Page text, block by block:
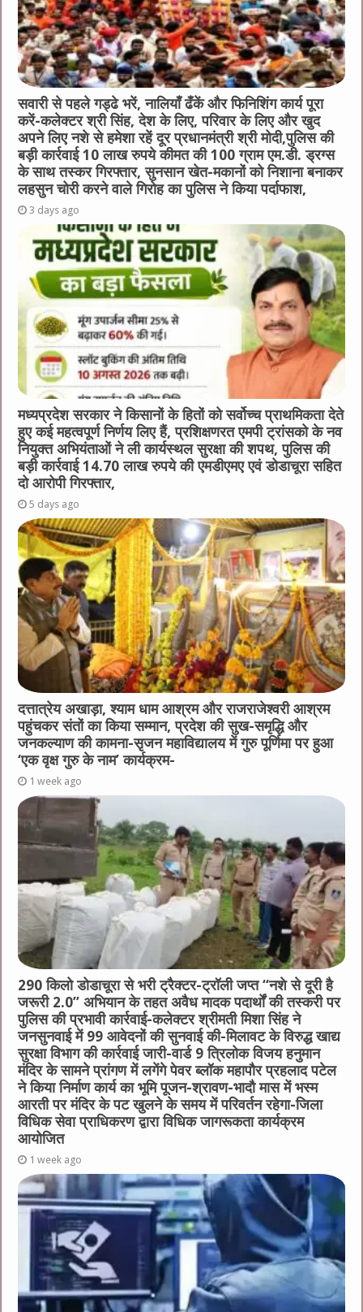
सवारी से पहले गड्ढे भरें, नालियाँ ढँकें और फिनिशिंग कार्य पूरा
करें-कलेक्टर श्री सिंह, देश के लिए, परिवार के लिए और खुद
अपने लिए नशे से हमेशा रहें दूर प्रधानमंत्री श्री मोदी,पुलिस की
बड़ी कार्रवाई 10 लाख रुपये कीमत की 100 ग्राम एम.डी. ड्रग्स
के साथ तस्कर गिरफ्तार, सुनसान खेत-मकानों को निशाना बनाकर
लहसुन चोरी करने वाले गिरोह का पुलिस ने किया पर्दाफाश,
3 days ago
मध्यप्रदेश सरकार ने किसानों के हितों को सर्वोच्च प्राथमिकता देते
हुए कई महत्वपूर्ण निर्णय लिए हैं, प्रशिक्षणरत एमपी ट्रांसको के नव
नियुक्त अभियंताओं ने ली कार्यस्थल सुरक्षा की शपथ, पुलिस की
बड़ी कार्रवाई 14.70 लाख रुपये की एमडीएमए एवं डोडाचूरा सहित
दो आरोपी गिरफ्तार,
5 days ago
दत्तात्रेय अखाड़ा, श्याम धाम आश्रम और राजराजेश्वरी आश्रम
पहुंचकर संतों का किया सम्मान, प्रदेश की सुख-समृद्धि और
जनकल्याण की कामना-सृजन महाविद्यालय में गुरु पूर्णिमा पर हुआ
‘एक वृक्ष गुरु के नाम’ कार्यक्रम-
1 week ago
290 किलो डोडाचूरा से भरी ट्रैक्टर-ट्रॉली जप्त “नशे से दूरी है
जरूरी 2.0” अभियान के तहत अवैध मादक पदार्थों की तस्करी पर
पुलिस की प्रभावी कार्रवाई-कलेक्टर श्रीमती मिशा सिंह ने
जनसुनवाई में 99 आवेदनों की सुनवाई की-मिलावट के विरुद्ध खाद्य
सुरक्षा विभाग की कार्रवाई जारी-वार्ड 9 त्रिलोक विजय हनुमान
मंदिर के सामने प्रांगण में लगेंगे पेवर ब्लॉक महापौर प्रहलाद पटेल
ने किया निर्माण कार्य का भूमि पूजन-श्रावण-भादौ मास में भस्म
आरती पर मंदिर के पट खुलने के समय में परिवर्तन रहेगा-जिला
विधिक सेवा प्राधिकरण द्वारा विधिक जागरूकता कार्यक्रम
आयोजित
1 week ago